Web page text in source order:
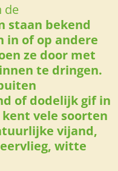
de
staan bekend
in of op andere
ze door met
te dringen.
of dodelijk gif in
vele soorten
vijand,
witte